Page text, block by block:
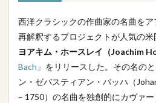
西洋クラシックの作曲家の名曲を
再解釈するプロジェクトが人気の
ヨアキム・ホースレイ（Joachim
Bach』 をリリースした。その名の
ン・ゼバスティアン・バッハ（
– 1750）の名曲を独創的にカヴァ